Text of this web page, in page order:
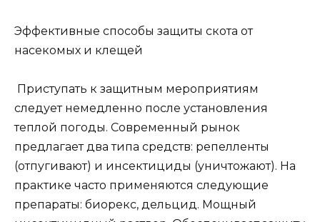
Эффективные способы защиты скота от
насекомых и клещей
Приступать к защитным мероприятиям
следует немедленно после установления
теплой погоды. Современный рынок
предлагает два типа средств: репелленты
(отпугивают) и инсектициды (уничтожают). На
практике часто применяются следующие
препараты: биорекс, дельцид. Мощный